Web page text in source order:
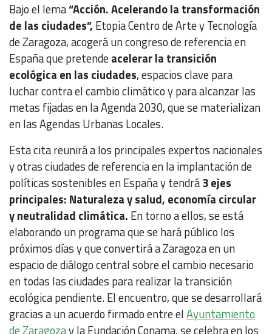
Bajo el lema“Acción. Acelerando la transformación
de las ciudades”, Etopia Centro de Arte y Tecnología
de Zaragoza, acogerá un congreso de referencia en
España que pretendeacelerar la transición
ecológica en las ciudades, espacios clave para
luchar contra el cambio climático y para alcanzar las
metas fijadas en la Agenda 2030, que se materializan
en las Agendas Urbanas Locales.
Esta cita reunirá a los principales expertos nacionales
y otras ciudades de referencia en la implantación de
políticas sostenibles en España y tendrá3 ejes
principales: Naturaleza y salud, economía circular
y neutralidad climática. En torno a ellos, se está
elaborando un programa que se hará público los
próximos días y que convertirá a Zaragoza en un
espacio de diálogo central sobre el cambio necesario
en todas las ciudades para realizar la transición
ecológica pendiente. El encuentro, que se desarrollará
gracias a un acuerdo firmado entre elAyuntamiento
de Zaragozay la Fundación Conama, se celebra en los